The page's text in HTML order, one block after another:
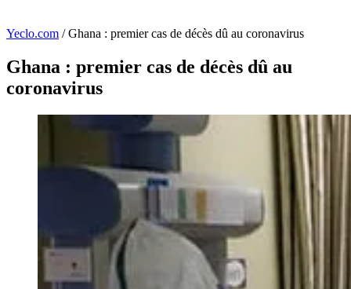
Yeclo.com / Ghana : premier cas de décès dû au coronavirus
Ghana : premier cas de décès dû au
coronavirus